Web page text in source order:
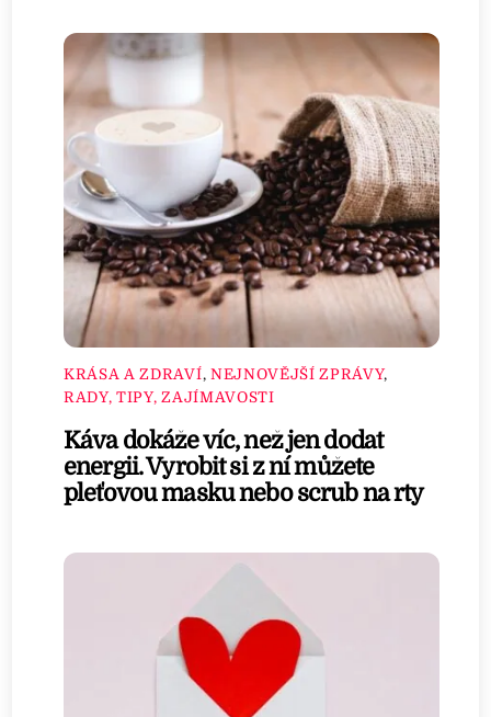
KRÁSA A ZDRAVÍ, NEJNOVĚJŠÍ ZPRÁVY,
RADY, TIPY, ZAJÍMAVOSTI
Káva dokáže víc, než jen dodat
energii. Vyrobit si z ní můžete
pleťovou masku nebo scrub na rty